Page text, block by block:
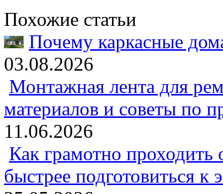
Похожие статьи
Почему каркасные
03.08.2026
Монтажная лента для
материалов и советы по
11.06.2026
Как грамотно проходить
быстрее подготовиться к